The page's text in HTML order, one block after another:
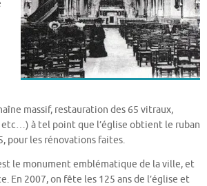
massif, restauration des 65 vitraux,
à tel point que l’église obtient le ruban
pour les rénovations faites.
le monument emblématique de la ville, et
En 2007, on fête les 125 ans de l’église et